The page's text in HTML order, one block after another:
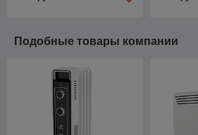
Подобные товары компании